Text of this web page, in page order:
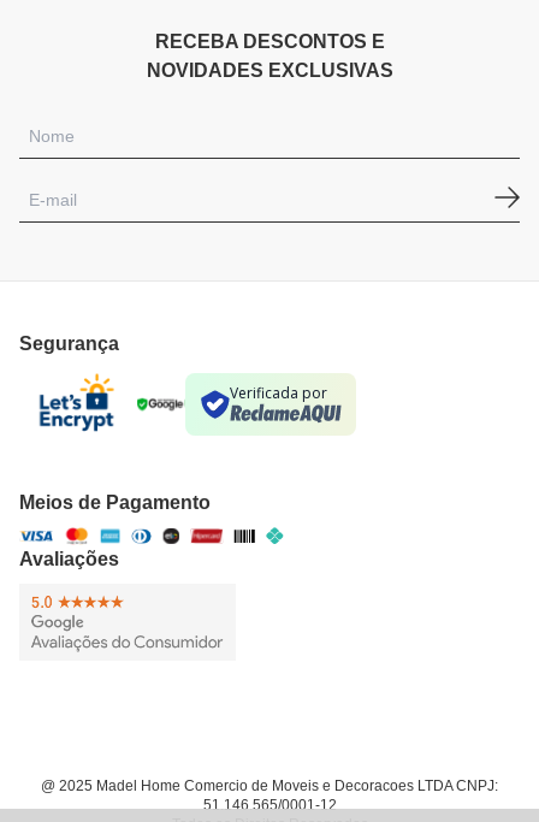
RECEBA DESCONTOS E
NOVIDADES EXCLUSIVAS
Segurança
Verificada por
Meios de Pagamento
Avaliações
@ 2025 Madel Home Comercio de Moveis e Decoracoes LTDA CNPJ:
51.146.565/0001-12